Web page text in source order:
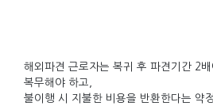
해외파견 근로자는 복귀 후 파견기간 2
복무해야 하고,
불이행 시 지불한 비용을 반환한다는 약